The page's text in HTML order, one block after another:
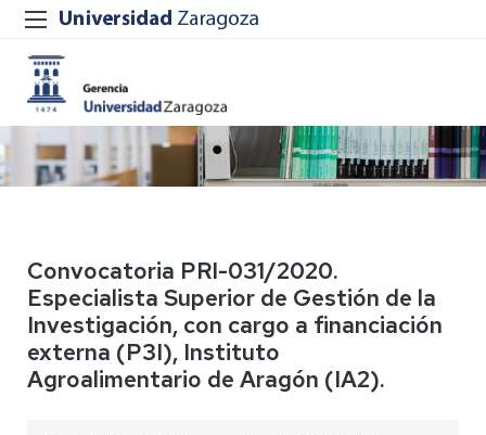
Convocatoria PRI-031/2020.
Especialista Superior de Gestión de la
Investigación, con cargo a financiación
externa (P3I), Instituto
Agroalimentario de Aragón (IA2).